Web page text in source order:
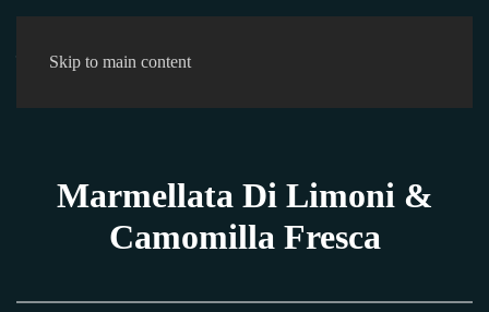
Skip to main content
Marmellata Di Limoni &
Camomilla Fresca